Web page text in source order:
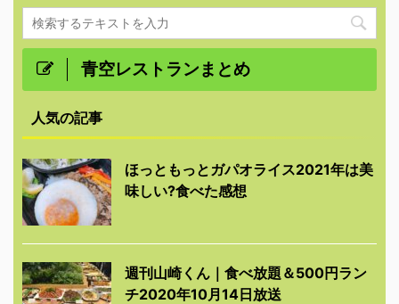
青空レストランまとめ
人気の記事
ほっともっとガパオライス2021年は美
味しい?食べた感想
週刊山崎くん｜食べ放題＆500円ラン
チ2020年10月14日放送